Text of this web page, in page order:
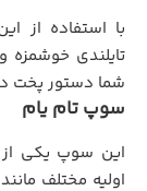
با استفاده از
تایلندی خوشمزه
شما دستور پخت
سوپ تام یام
این سوپ یکی از
اولیه مختلف